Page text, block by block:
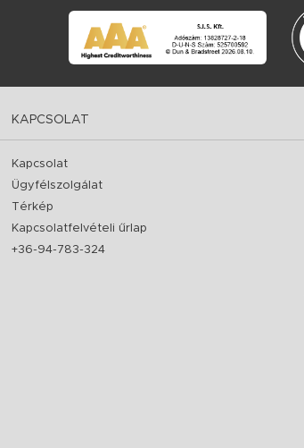
KAPCSOLAT
Kapcsolat
Ügyfélszolgálat
Térkép
Kapcsolatfelvételi űrlap
+36-94-783-324